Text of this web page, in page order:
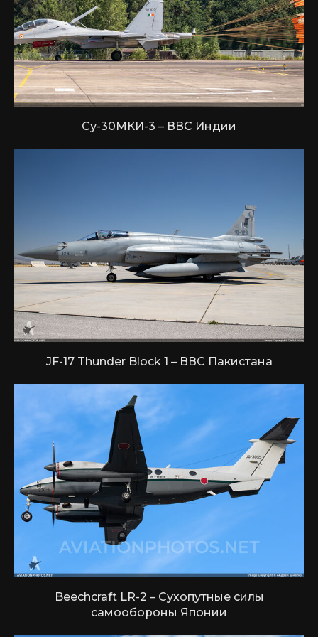
Су-30МКИ-3 – ВВС Индии
JF-17 Thunder Block 1 – ВВС Пакистана
Beechcraft LR-2 – Сухопутные силы
самообороны Японии